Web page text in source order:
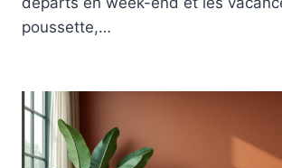
poussette,…